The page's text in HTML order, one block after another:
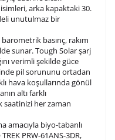
10
Vazgeç
süresi gravür işleme
arka kapaktaki 30.
unutulmaz bir
basınç, rakım
sunar. Tough Solar şarj
verimli şekilde güce
pil sorununu ortadan
hava koşullarında gönül
altı farklı
saatinizi her zaman
amacıyla biyo-tabanlı
PRW-61ANS-3DR,